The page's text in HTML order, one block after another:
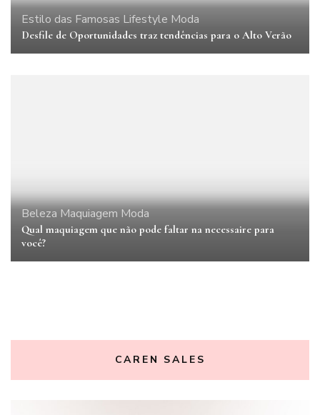
Estilo das Famosas Lifestyle Moda
Desfile de Oportunidades traz tendências para o Alto Verão
Beleza Maquiagem Moda
Qual maquiagem que não pode faltar na necessaire para
você?
CAREN SALES